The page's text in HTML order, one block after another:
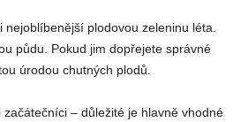
nejoblíbenější plodovou zeleninu léta.
půdu. Pokud jim dopřejete správné
úrodou chutných plodů.
– důležité je hlavně vhodné